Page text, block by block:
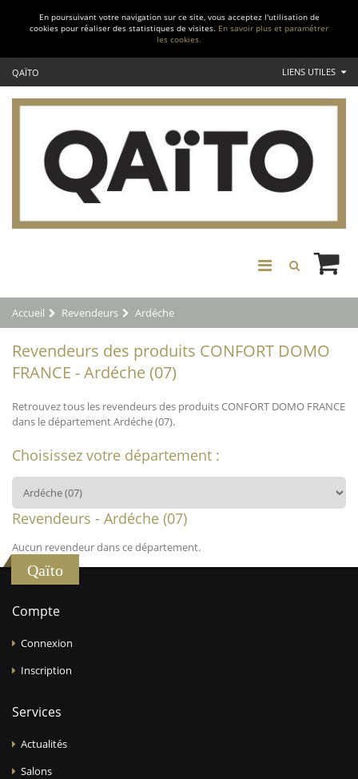
En poursuivant votre navigation sur ce site, vous acceptez l'utilisation de
cookies pour réaliser des statistiques de visites. En savoir plus et paramétrer
les cookies.
QAÏTO LIENS UTILES
Accueil Revendeurs Ardéche
Revendeurs des produits CONFORT DOMO
FRANCE - Ardéche (07)
Retrouvez tous les revendeurs des produits CONFORT DOMO FRANCE
dans le département Ardéche (07).
Choisissez votre département :
Revendeurs - Ardéche (07)
Aucun revendeur dans ce département.
Qaïto
Compte
Connexion
Inscription
Services
Actualités
Salons